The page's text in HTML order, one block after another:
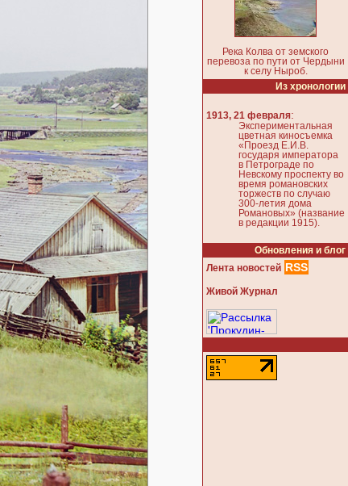
Река Колва от земского
перевоза по пути от Чердыни
к селу Ныроб.
Из хронологии
1913, 21 февраля:
Экспериментальная
цветная киносъемка
«Проезд Е.И.В.
государя императора
в Петрограде по
Невскому проспекту во
время романовских
торжеств по случаю
300-летия дома
Романовых» (название
в редакции 1915).
Обновления и блог
Лента новостей RSS
Живой Журнал